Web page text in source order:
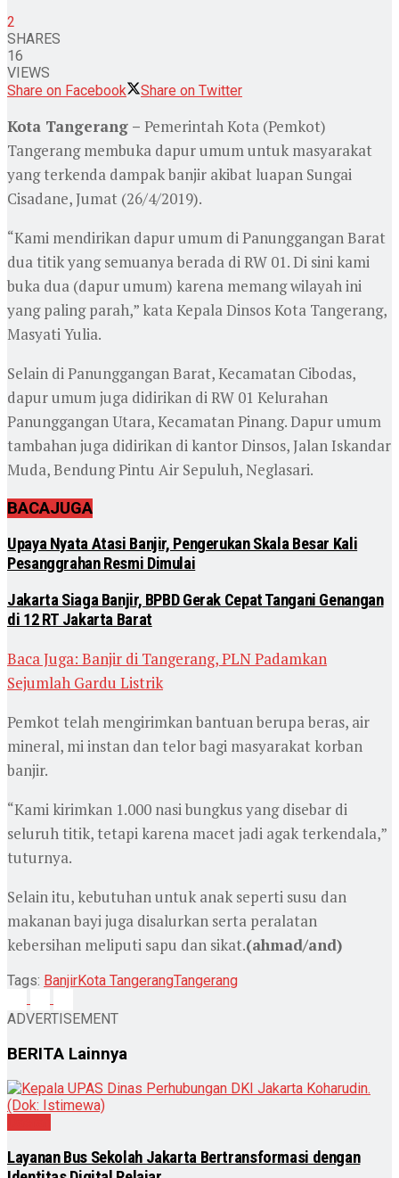
2
SHARES
16
VIEWS
Share on Facebook
Share on Twitter
Kota Tangerang – Pemerintah Kota (Pemkot)
Tangerang membuka dapur umum untuk masyarakat
yang terkenda dampak banjir akibat luapan Sungai
Cisadane, Jumat (26/4/2019).
“Kami mendirikan dapur umum di Panunggangan Barat
dua titik yang semuanya berada di RW 01. Di sini kami
buka dua (dapur umum) karena memang wilayah ini
yang paling parah,” kata Kepala Dinsos Kota Tangerang,
Masyati Yulia.
Selain di Panunggangan Barat, Kecamatan Cibodas,
dapur umum juga didirikan di RW 01 Kelurahan
Panunggangan Utara, Kecamatan Pinang. Dapur umum
tambahan juga didirikan di kantor Dinsos, Jalan Iskandar
Muda, Bendung Pintu Air Sepuluh, Neglasari.
BACAJUGA
Upaya Nyata Atasi Banjir, Pengerukan Skala Besar Kali
Pesanggrahan Resmi Dimulai
Jakarta Siaga Banjir, BPBD Gerak Cepat Tangani Genangan
di 12 RT Jakarta Barat
Baca Juga: Banjir di Tangerang, PLN Padamkan
Sejumlah Gardu Listrik
Pemkot telah mengirimkan bantuan berupa beras, air
mineral, mi instan dan telor bagi masyarakat korban
banjir.
“Kami kirimkan 1.000 nasi bungkus yang disebar di
seluruh titik, tetapi karena macet jadi agak terkendala,”
tuturnya.
Selain itu, kebutuhan untuk anak seperti susu dan
makanan bayi juga disalurkan serta peralatan
kebersihan meliputi sapu dan sikat.(ahmad/and)
Tags: BanjirKota TangerangTangerang
ADVERTISEMENT
BERITA Lainnya
Layanan Bus Sekolah Jakarta Bertransformasi dengan